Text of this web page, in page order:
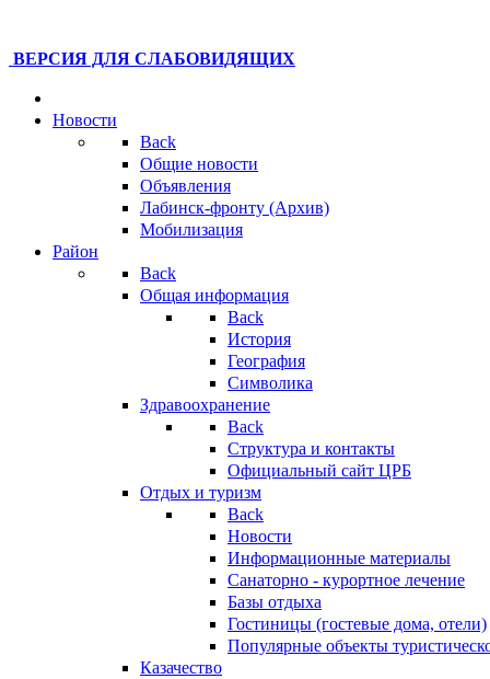
ВЕРСИЯ ДЛЯ СЛАБОВИДЯЩИХ
Новости
Back
Общие новости
Объявления
Лабинск-фронту (Архив)
Мобилизация
Район
Back
Общая информация
Back
История
География
Символика
Здравоохранение
Back
Структура и контакты
Официальный сайт ЦРБ
Отдых и туризм
Back
Новости
Информационные материалы
Санаторно - курортное лечение
Базы отдыха
Гостиницы (гостевые дома, отели)
Популярные объекты
Казачество